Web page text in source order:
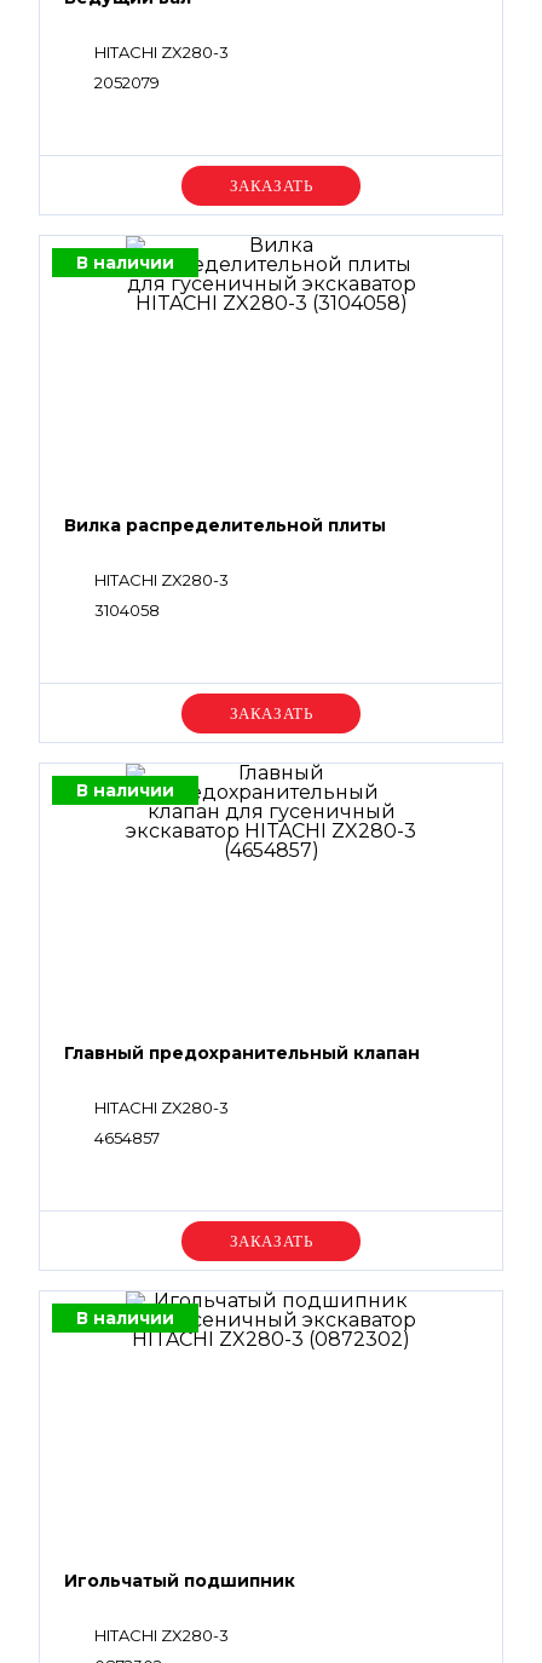
HITACHI ZX280-3
2052079
Уточняйте цену
В наличии
Вилка распределительной плиты
HITACHI ZX280-3
3104058
Уточняйте цену
В наличии
Главный предохранительный клапан
HITACHI ZX280-3
4654857
Уточняйте цену
В наличии
Игольчатый подшипник
HITACHI ZX280-3